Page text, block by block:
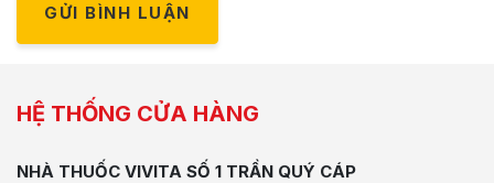
GỬI BÌNH LUẬN
HỆ THỐNG CỬA HÀNG
NHÀ THUỐC VIVITA SỐ 1 TRẦN QUÝ CÁP